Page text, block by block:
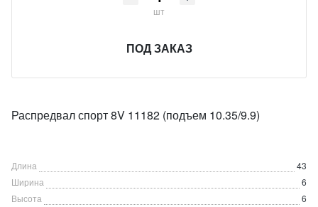
шт
ПОД ЗАКАЗ
Распредвал спорт 8V 11182 (подъем 10.35/9.9)
Длина
43
Ширина
6
Высота
6